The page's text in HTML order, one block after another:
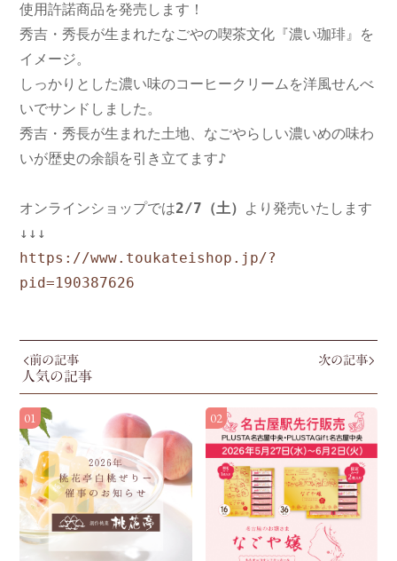
使用許諾商品を発売します！
秀吉・秀長が生まれたなごやの喫茶文化『濃い珈琲』を
イメージ。
しっかりとした濃い味のコーヒークリームを洋風せんべ
いでサンドしました。
秀吉・秀長が生まれた土地、なごやらしい濃いめの味わ
いが歴史の余韻を引き立てます♪
オンラインショップでは2/7（土） より発売いたします
https://www.toukateishop.jp/?
pid=190387626
前の記事 次の記事
人気の記事